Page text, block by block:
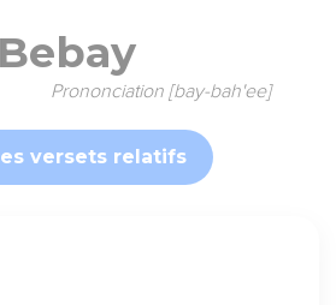
Bebay
Prononciation [bay-bah'ee]
versets relatifs